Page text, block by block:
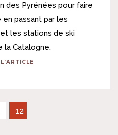
des Pyrénées pour faire
passant par les
les stations de ski
la Catalogne.
12